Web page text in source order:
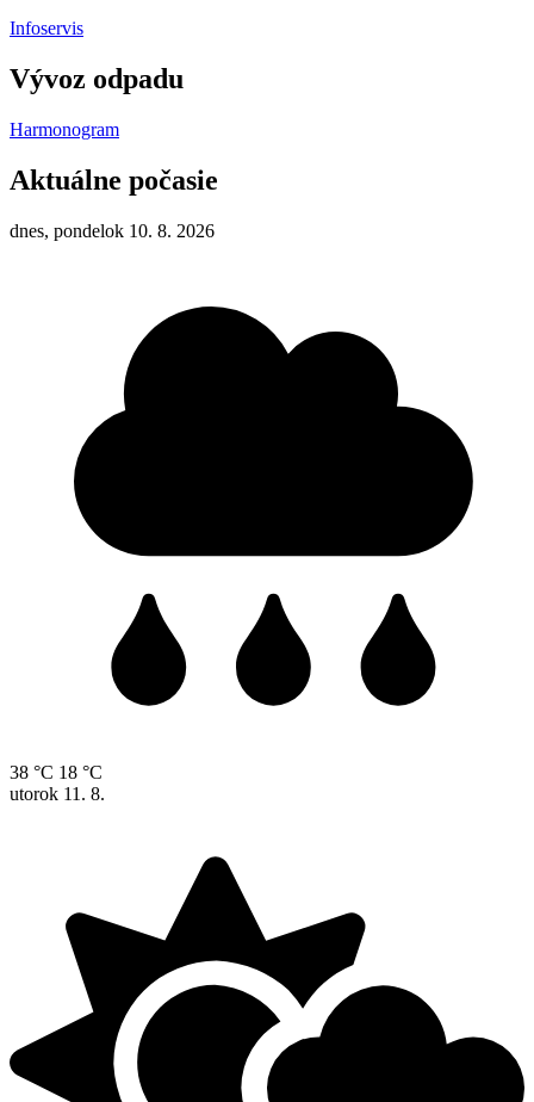
Infoservis
Vývoz odpadu
Harmonogram
Aktuálne počasie
dnes, pondelok 10. 8. 2026
38 °C 18 °C
utorok 11. 8.